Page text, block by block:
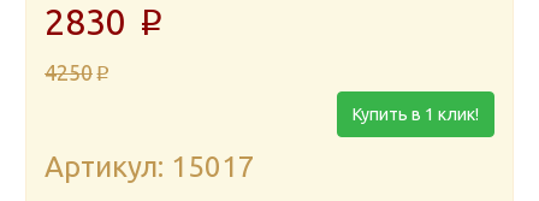
2830 p
4250 p
Купить в 1 клик!
Артикул: 15017